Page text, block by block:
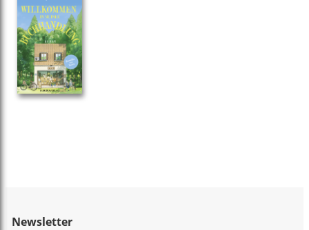
Newsletter